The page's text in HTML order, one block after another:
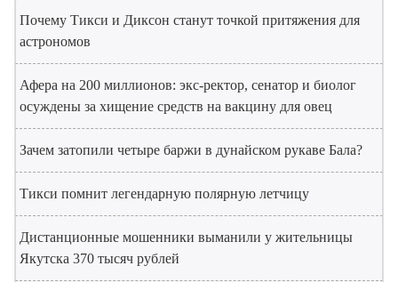
Почему Тикси и Диксон станут точкой притяжения для
астрономов
Афера на 200 миллионов: экс-ректор, сенатор и биолог
осуждены за хищение средств на вакцину для овец
Зачем затопили четыре баржи в дунайском рукаве Бала?
Тикси помнит легендарную полярную летчицу
Дистанционные мошенники выманили у жительницы
Якутска 370 тысяч рублей